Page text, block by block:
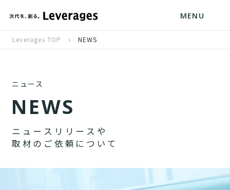
MENU
Leverages TOP NEWS
ニュース
NEWS
ニ ュ ー ス リ リ ー ス や
取 材 の ご 依 頼 に つ い て